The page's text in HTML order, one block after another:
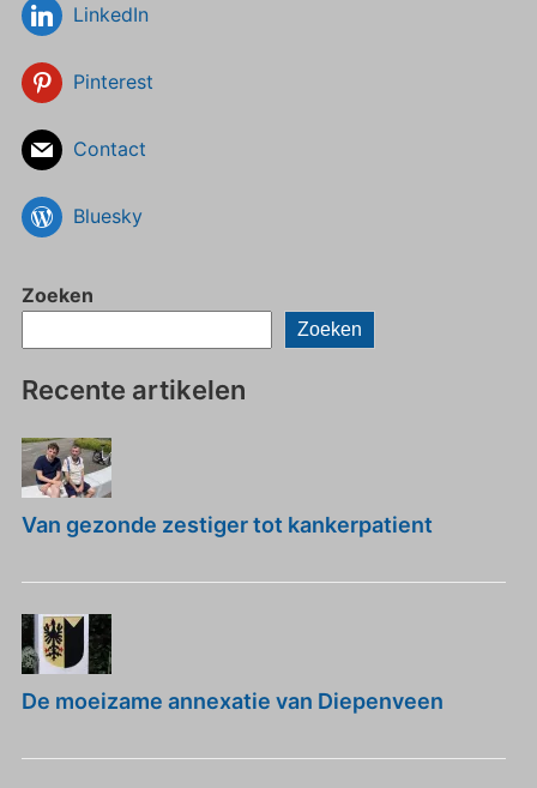
LinkedIn
Pinterest
Contact
Bluesky
Zoeken
Zoeken
Recente artikelen
Van gezonde zestiger tot kankerpatient
De moeizame annexatie van Diepenveen